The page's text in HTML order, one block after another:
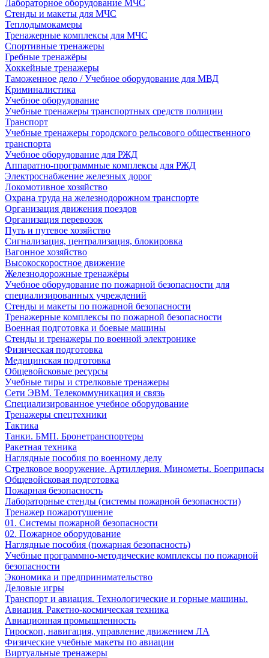
Лабораторное оборудование МЧС
Стенды и макеты для МЧС
Теплодымокамеры
Тренажерные комплексы для МЧС
Спортивные тренажеры
Гребные тренажёры
Хоккейные тренажеры
Таможенное дело / Учебное оборудование для МВД
Криминалистика
Учебное оборудование
Учебные тренажеры транспортных средств полиции
Транспорт
Учебные тренажеры городского рельсового общественного
транспорта
Учебное оборудование для РЖД
Аппаратно-программные комплексы для РЖД
Электроснабжение железных дорог
Локомотивное хозяйство
Охрана труда на железнодорожном транспорте
Организация движения поездов
Организация перевозок
Путь и путевое хозяйство
Сигнализация, централизация, блокировка
Вагонное хозяйство
Высокоскоростное движение
Железнодорожные тренажёры
Учебное оборудование по пожарной безопасности для
специализированных учреждений
Стенды и макеты по пожарной безопасности
Тренажерные комплексы по пожарной безопасности
Военная подготовка и боевые машины
Стенды и тренажеры по военной электронике
Физическая подготовка
Медицинская подготовка
Общевойсковые ресурсы
Учебные тиры и стрелковые тренажеры
Сети ЭВМ. Телекоммуникация и связь
Специализированное учебное оборудование
Тренажеры спецтехники
Тактика
Танки. БМП. Бронетранспортеры
Ракетная техника
Наглядные пособия по военному делу
Стрелковое вооружение. Артиллерия. Минометы. Боеприпасы
Общевойсковая подготовка
Пожарная безопасность
Лабораторные стенды (системы пожарной безопасности)
Тренажер пожаротушение
01. Системы пожарной безопасности
02. Пожарное оборудование
Наглядные пособия (пожарная безопасность)
Учебные программно-методические комплексы по пожарной
безопасности
Экономика и предпринимательство
Деловые игры
Транспорт и авиация. Технологические и горные машины.
Авиация. Ракетно-космическая техника
Авиационная промышленность
Гироскоп, навигация, управление движением ЛА
Физические учебные макеты по авиации
Виртуальные тренажеры